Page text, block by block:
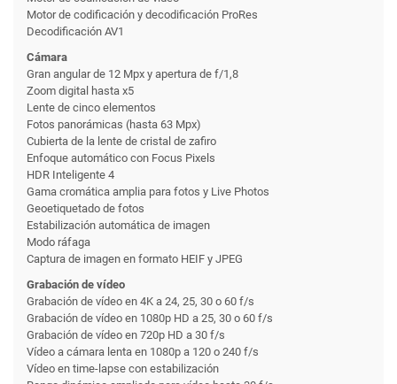
Motor de codificación y decodificación ProRes
Decodificación AV1
Cámara
Gran angular de 12 Mpx y apertura de f/1,8
Zoom digital hasta x5
Lente de cinco elementos
Fotos panorámicas (hasta 63 Mpx)
Cubierta de la lente de cristal de zafiro
Enfoque automático con Focus Pixels
HDR Inteligente 4
Gama cromática amplia para fotos y Live Photos
Geoetiquetado de fotos
Estabilización automática de imagen
Modo ráfaga
Captura de imagen en formato HEIF y JPEG
Grabación de vídeo
Grabación de vídeo en 4K a 24, 25, 30 o 60 f/s
Grabación de vídeo en 1080p HD a 25, 30 o 60 f/s
Grabación de vídeo en 720p HD a 30 f/s
Vídeo a cámara lenta en 1080p a 120 o 240 f/s
Vídeo en time-lapse con estabili­zación